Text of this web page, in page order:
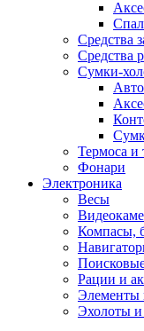
Средства
Средства
Сумки-
Термоса и
Фонари
Электроника
Весы
Компасы,
Рации и
Элементы
Эхолоты и